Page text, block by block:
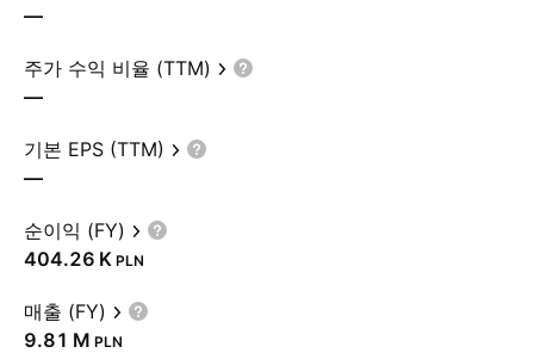
—
주가 수익 비율 (TTM)
—
기본 EPS (TTM)
—
순이익 (FY)
‪404.26 K‬ PLN
매출 (FY)
‪9.81 M‬ PLN